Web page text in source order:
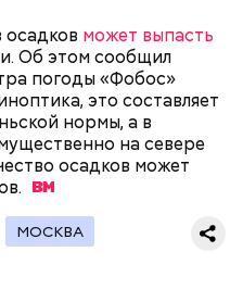
может выпасть
Об этом сообщил
погоды «Фобос»
это составляет
нормы, а в
на севере
осадков может
МОСКВА